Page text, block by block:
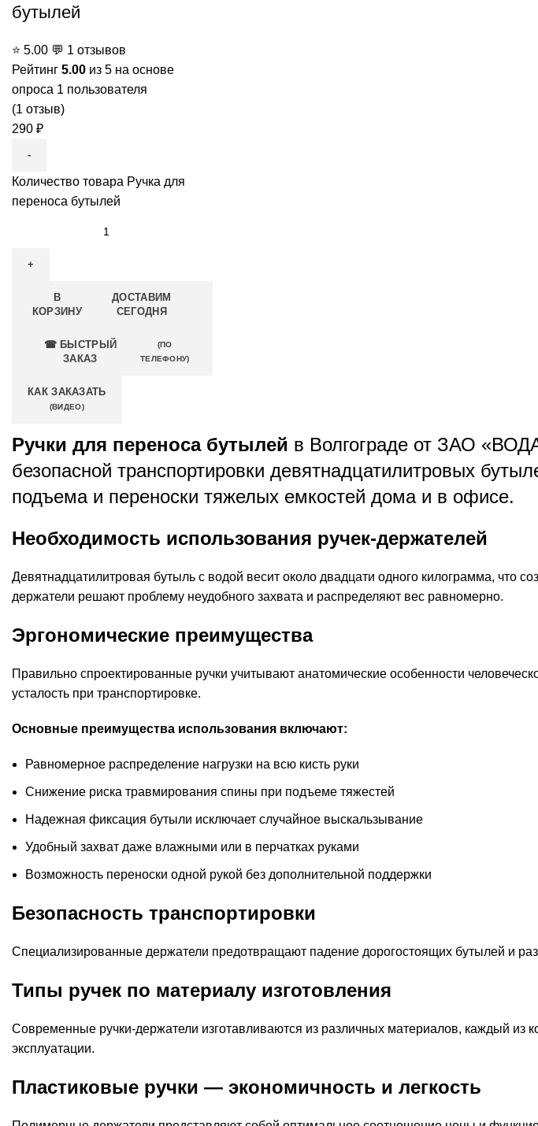
бутылей
⭐ 5.00 💬 1 отзывов
Рейтинг 5.00 из 5 на основе
опроса 1 пользователя
(1 отзыв)
290 ₽
Количество товара Ручка для
переноса бутылей
В
КОРЗИНУ
ДОСТАВИМ
СЕГОДНЯ
☎ БЫСТРЫЙ
ЗАКАЗ
(ПО
ТЕЛЕФОНУ)
КАК ЗАКАЗАТЬ
(ВИДЕО)
Ручки для переноса бутылей в Волгограде от ЗАО
безопасной транспортировки девятнадцатилитровых
подъема и переноски тяжелых емкостей дома и в офисе.
Необходимость использования ручек-держателей
Девятнадцатилитровая бутыль с водой весит около двадцати одного килограмма, что
держатели решают проблему неудобного захвата и распределяют вес равномерно.
Эргономические преимущества
Правильно спроектированные ручки учитывают анатомические особенности
усталость при транспортировке.
Основные преимущества использования включают:
Равномерное распределение нагрузки на всю кисть руки
Снижение риска травмирования спины при подъеме тяжестей
Надежная фиксация бутыли исключает случайное выскальзывание
Удобный захват даже влажными или в перчатках руками
Возможность переноски одной рукой без дополнительной поддержки
Безопасность транспортировки
Специализированные держатели предотвращают падение дорогостоящих бутылей и
Типы ручек по материалу изготовления
Современные ручки-держатели изготавливаются из различных материалов, каждый
эксплуатации.
Пластиковые ручки — экономичность и легкость